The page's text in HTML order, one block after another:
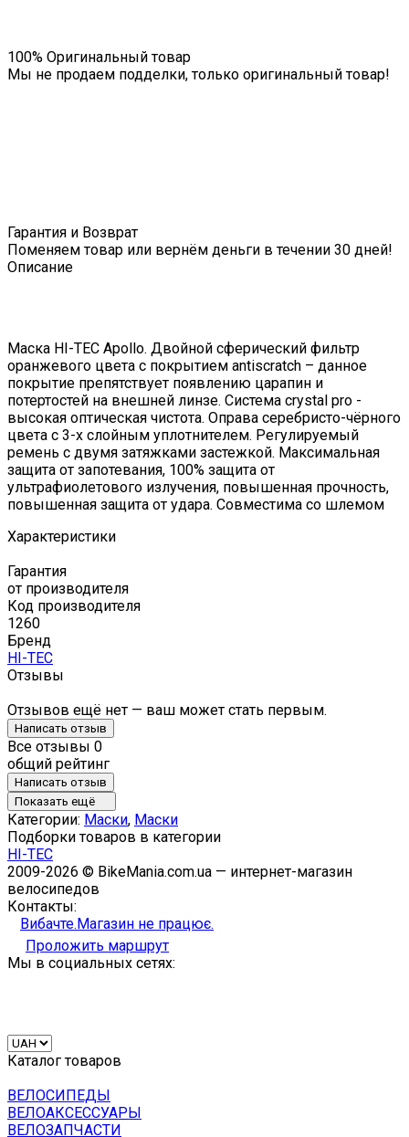
100% Оригинальный товар
Мы не продаем подделки, только оригинальный товар!
Гарантия и Возврат
Поменяем товар или вернём деньги в течении 30 дней!
Описание
Маска HI-TEC Apollo. Двойной сферический фильтр
оранжевого цвета с покрытием antiscratch – данное
покрытие препятствует появлению царапин и
потертостей на внешней линзе. Система crystal pro -
высокая оптическая чистота. Оправа серебристо-чёрного
цвета с 3-х слойным уплотнителем. Регулируемый
ремень с двумя затяжками застежкой. Максимальная
защита от запотевания, 100% защита от
ультрафиолетового излучения, повышенная прочность,
повышенная защита от удара. Совместима со шлемом
Характеристики
Гарантия
от производителя
Код производителя
1260
Бренд
HI-TEC
Отзывы
Отзывов ещё нет — ваш может стать первым.
Написать отзыв
Все отзывы 0
общий рейтинг
Написать отзыв
Показать ещё
Категории: Маски, Маски
Подборки товаров в категории
HI-TEC
2009-2026 © BikeMania.com.ua — интернет-магазин
велосипедов
Контакты:
Вибачте.Магазин не працює.
Проложить маршрут
Мы в социальных сетях:
Каталог товаров
ВЕЛОСИПЕДЫ
ВЕЛОАКСЕССУАРЫ
ВЕЛОЗАПЧАСТИ